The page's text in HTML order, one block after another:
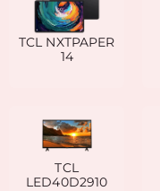
TCL NXTPAPER
14
TCL
LED40D2910